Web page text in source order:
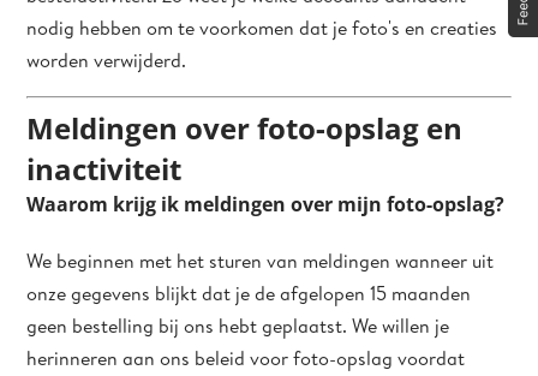
nodig hebben om te voorkomen dat je foto's en creaties
worden verwijderd.
Meldingen over foto-opslag en
inactiviteit
Waarom krijg ik meldingen over mijn foto-opslag?
We beginnen met het sturen van meldingen wanneer uit
onze gegevens blijkt dat je de afgelopen 15 maanden
geen bestelling bij ons hebt geplaatst. We willen je
herinneren aan ons beleid voor foto-opslag voordat